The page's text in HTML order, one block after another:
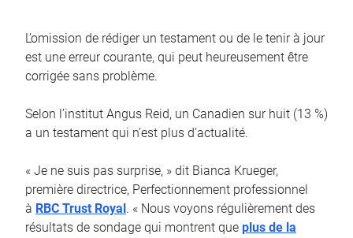
L’omission de rédiger un testament ou de le tenir à jour
est une erreur courante, qui peut heureusement être
corrigée sans problème.
Selon l’institut Angus Reid, un Canadien sur huit (13 %)
a un testament qui n’est plus d’actualité.
« Je ne suis pas surprise, » dit Bianca Krueger,
première directrice, Perfectionnement professionnel
à RBC Trust Royal . « Nous voyons régulièrement des
résultats de sondage qui montrent que plus de la